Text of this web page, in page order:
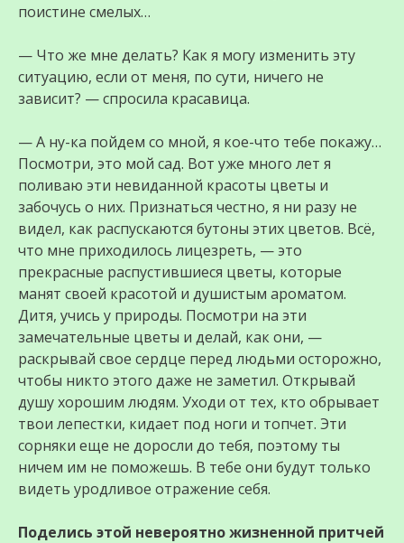
поистине смелых…
— Что же мне делать? Как я могу изменить эту
ситуацию, если от меня, по сути, ничего не
зависит? — спросила красавица.
— А ну-ка пойдем со мной, я кое-что тебе покажу…
Посмотри, это мой сад. Вот уже много лет я
поливаю эти невиданной красоты цветы и
забочусь о них. Признаться честно, я ни разу не
видел, как распускаются бутоны этих цветов. Всё,
что мне приходилось лицезреть, — это
прекрасные распустившиеся цветы, которые
манят своей красотой и душистым ароматом.
Дитя, учись у природы. Посмотри на эти
замечательные цветы и делай, как они, —
раскрывай свое сердце перед людьми осторожно,
чтобы никто этого даже не заметил. Открывай
душу хорошим людям. Уходи от тех, кто обрывает
твои лепестки, кидает под ноги и топчет. Эти
сорняки еще не доросли до тебя, поэтому ты
ничем им не поможешь. В тебе они будут только
видеть уродливое отражение себя.
Поделись этой невероятно жизненной притчей